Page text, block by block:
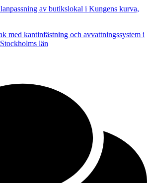
av butikslokal i Kungens kurva,
med kantinfästning och avvattningssystem i
län